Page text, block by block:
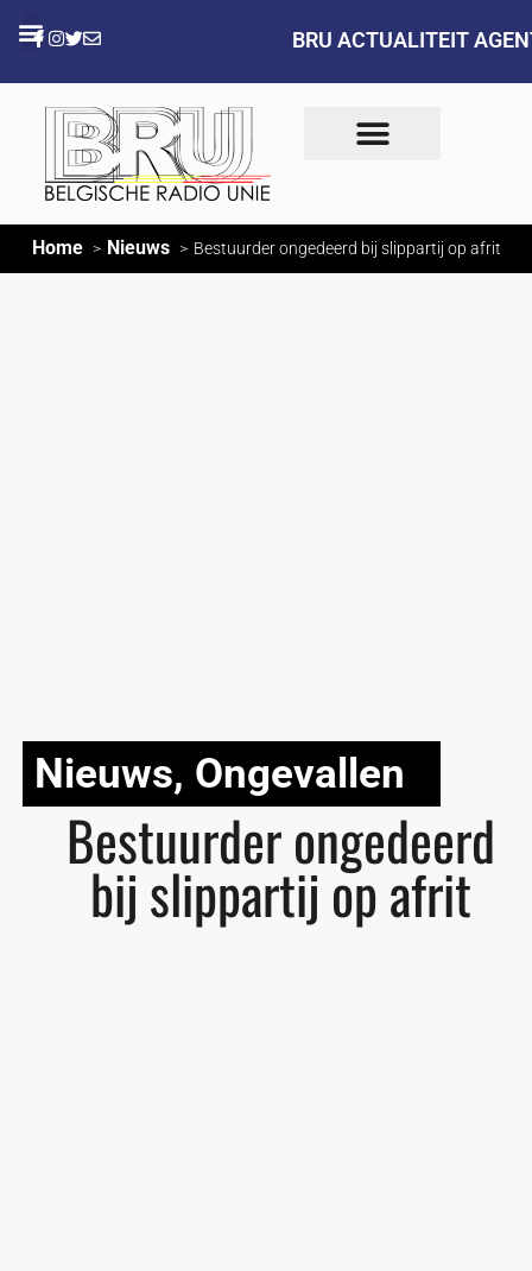
BRU ACTUALITEIT
Home Nieuws Bestuurder ongedeerd bij slippartij op afrit
Nieuws, Ongevallen
Bestuurder ongedeerd
bij slippartij op afrit